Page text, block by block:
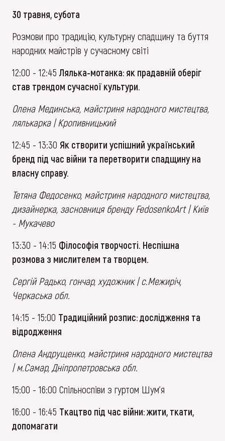
30 травня, субота
Розмови про традицію, культурну спадщину та буття
народних майстрів у сучасному світі
12:00 - 12:45 Лялька-мотанка: як прадавній оберіг
став трендом сучасної культури.
Олена Мединська, майстриня народного мистецтва,
лялькарка | Кропивницький
12:45 - 13:30 Як створити успішний український
бренд під час війни та перетворити спадщину на
власну справу.
Тетяна Федосенко, майстриня народного мистецтва,
дизайнерка, засновниця бренду FedosenkoArt | Київ
- Мукачево
13:30 - 14:15 Філософія творчості. Неспішна
розмова з мислителем та творцем.
Сергій Радько, гончар, художник | c.Межиріч,
Черкаська обл.
14:15 - 15:00 Традиційний розпис: дослідження та
відродження
Олена Андрущенко, майстриня народного мистецтва
| м.Самар, Дніпропетровська обл.
15:00 - 16:00 Спільноспіви з гуртом Шум’я
16:00 - 16:45 Ткацтво під час війни: жити, ткати,
допомагати